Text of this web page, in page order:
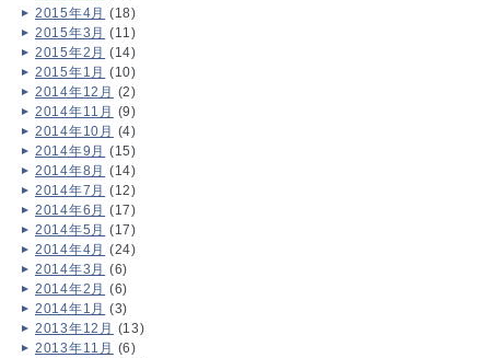
2015年4月 (18)
2015年3月 (11)
2015年2月 (14)
2015年1月 (10)
2014年12月 (2)
2014年11月 (9)
2014年10月 (4)
2014年9月 (15)
2014年8月 (14)
2014年7月 (12)
2014年6月 (17)
2014年5月 (17)
2014年4月 (24)
2014年3月 (6)
2014年2月 (6)
2014年1月 (3)
2013年12月 (13)
2013年11月 (6)